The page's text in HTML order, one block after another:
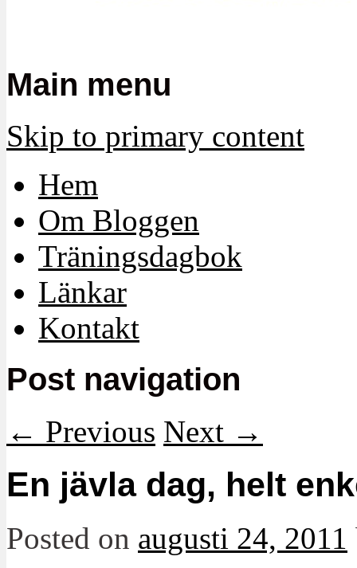
Main menu
Skip to primary content
Hem
Om Bloggen
Träningsdagbok
Länkar
Kontakt
Post navigation
← Previous Next →
En jävla dag, helt
Posted on augusti 24, 2011